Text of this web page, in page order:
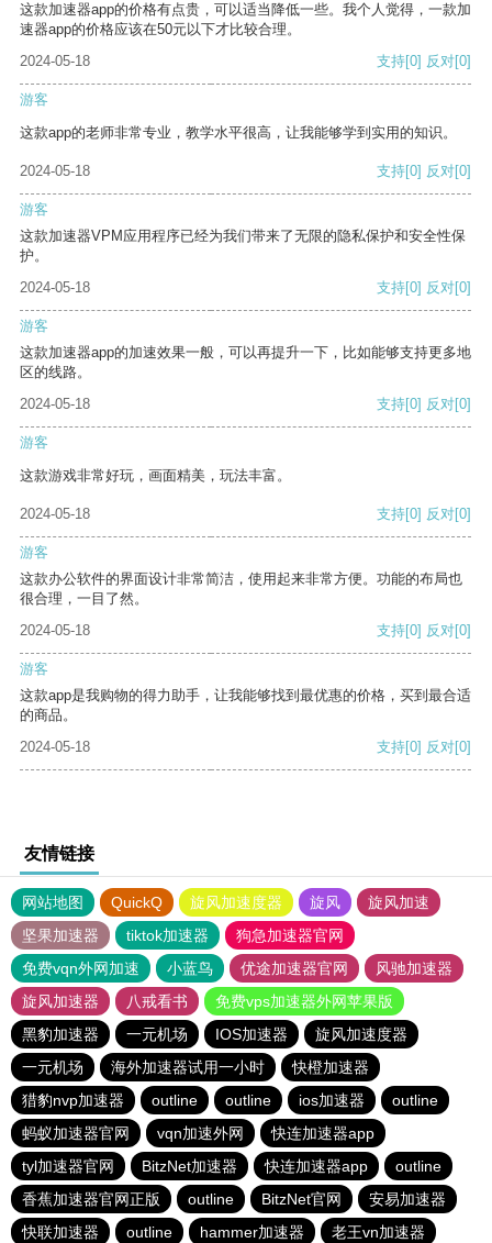
这款加速器app的价格有点贵，可以适当降低一些。我个人觉得，一款加
速器app的价格应该在50元以下才比较合理。
2024-05-18
支持[0] 反对[0]
游客
这款app的老师非常专业，教学水平很高，让我能够学到实用的知识。
2024-05-18 支持[0] 反对[0]
游客
这款加速器VPM应用程序已经为我们带来了无限的隐私保护和安全性保
护。
2024-05-18
支持[0] 反对[0]
游客
这款加速器app的加速效果一般，可以再提升一下，比如能够支持更多地
区的线路。
2024-05-18
支持[0] 反对[0]
游客
这款游戏非常好玩，画面精美，玩法丰富。
2024-05-18 支持[0] 反对[0]
游客
这款办公软件的界面设计非常简洁，使用起来非常方便。功能的布局也
很合理，一目了然。
2024-05-18
支持[0] 反对[0]
游客
这款app是我购物的得力助手，让我能够找到最优惠的价格，买到最合适
的商品。
2024-05-18
支持[0] 反对[0]
友情链接
网站地图 QuickQ 旋风加速度器 旋风
旋风加速
坚果加速器
tiktok加速器
狗急加速器官网
免费vqn外网加速
小蓝鸟 优途加速器官网
风驰加速器
旋风加速器
八戒看书
免费vps加速器外网苹果版
黑豹加速器
一元机场 IOS加速器
旋风加速度器
一元机场
海外加速器试用一小时
快橙加速器
猎豹nvp加速器
outline outline ios加速器
outline
蚂蚁加速器官网
vqn加速外网
快连加速器app
tyl加速器官网
BitzNet加速器 快连加速器app
outline
香蕉加速器官网正版
outline BitzNet官网
安易加速器
快联加速器
outline hammer加速器 老王vn加速器